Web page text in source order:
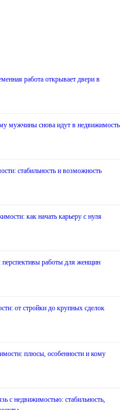
работа открывает двери в
мужчины снова идут в недвижимость
стабильность и возможность
как начать карьеру с нуля
работы для женщин
от стройки до крупных сделок
плюсы, особенности и кому
с недвижимостью: стабильность,